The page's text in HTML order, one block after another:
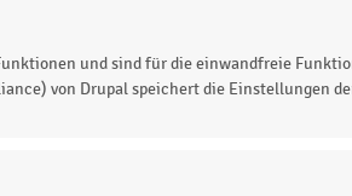
oder
und sind für die einwandfreie
von Drupal speichert die Einstellungen